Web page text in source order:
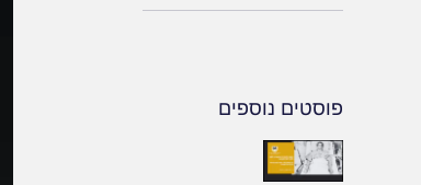
פוסטים נוספים